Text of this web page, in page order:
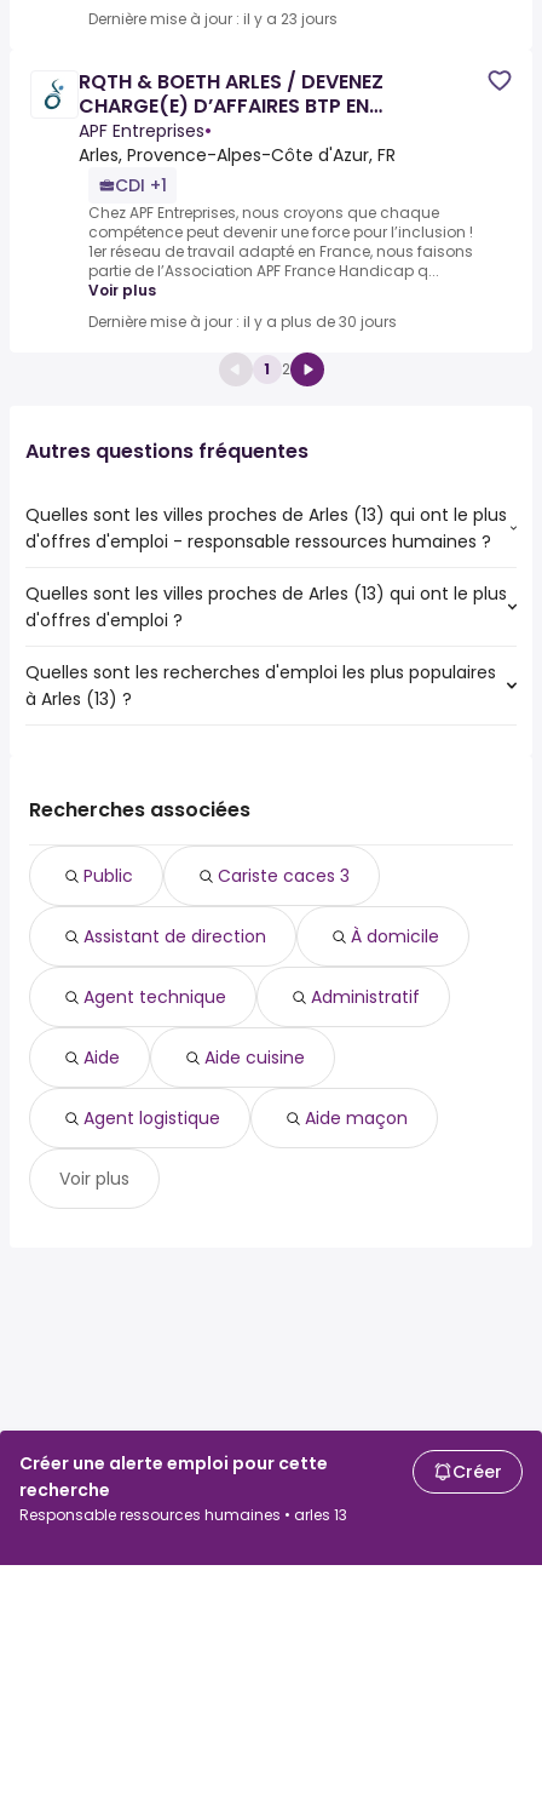
Créer une alerte emploi pour cette
recherche
Responsable ressources humaines • arles 13
Créer
Dernière mise à jour : il y a 23 jours
RQTH & BOETH ARLES / DEVENEZ
CHARGE(E) D’AFFAIRES BTP EN
ELECTRICITE / POEI CHARGE(E) DE
PROJETS EN
APF Entreprises•
Arles, Provence-Alpes-Côte d'Azur, FR
CDI +1
Chez APF Entreprises, nous croyons que chaque
compétence peut devenir une force pour l’inclusion !
1er réseau de travail adapté en France, nous faisons
partie de l’Association APF France Handicap q...
Voir plus
Dernière mise à jour : il y a plus de 30 jours
1 2
Autres questions fréquentes
Quelles sont les villes proches de Arles (13) qui ont le plus
d'offres d'emploi - responsable ressources humaines ?
Les villes proches de Arles (13) qui ont le plus d'offres
d'emploi - responsable ressources humaines sont :
Avignon
Quelles sont les villes proches de Arles (13) qui ont le plus
d'offres d'emploi ?
Les 10 villes proches de Arles (13) qui ont le plus d'offres
d'emploi sont :
Miramas
Châteaurenard
Beaucaire
Tarascon
Saint-Gilles
Saint-Martin-de-Crau
Quelles sont les recherches d'emploi les plus populaires
à Arles (13) ?
public
assistant de direction
à domicile
agent technique
administratif
aide
aide cuisine
aide maçon
Recherches associées
Public Cariste caces 3
Assistant de direction À domicile
Agent technique Administratif
Aide Aide cuisine
Agent logistique Aide maçon
Voir plus